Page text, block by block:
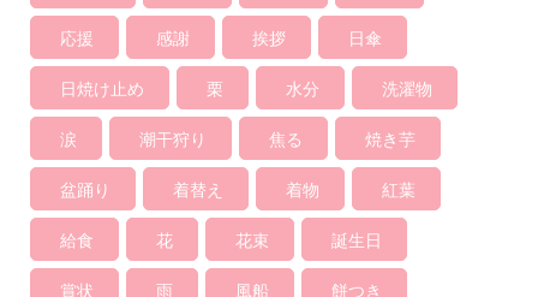
応援 感謝 挨拶 日傘
日焼け止め 栗 水分 洗濯物
涙 潮干狩り 焦る 焼き芋
盆踊り 着替え 着物 紅葉
給食 花 花束 誕生日
賞状 雨 風船 餅つき